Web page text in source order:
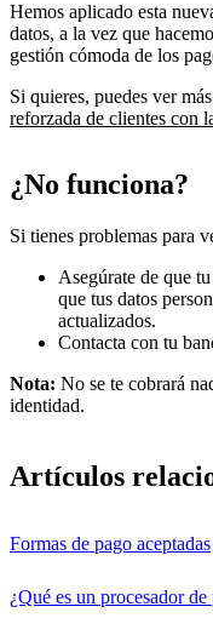
Hemos aplicado esta
datos, a la vez que
gestión cómoda de los
Si quieres, puedes ver
reforzada de clientes con
¿No funciona?
Si tienes problemas para
Asegúrate de que
que tus datos
actualizados.
Contacta con tu
Nota: No se te cobrará
identidad.
Artículos
Formas de pago aceptadas
¿Qué es un procesador de